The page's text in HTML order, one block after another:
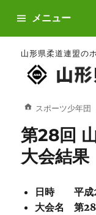
山形県柔道連盟の
メニュー
スポーツ少年団
第28回
大会結果
日時 平成
大会名 第28